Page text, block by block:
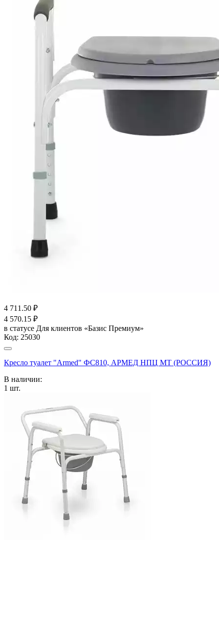
4 711.50 ₽
4 570.15 ₽
в статусе Для клиентов «Базис Премиум»
Код: 25030
Кресло туалет "Armed" ФС810, АРМЕД НПЦ МТ (РОССИЯ)
В наличии:
1 шт.